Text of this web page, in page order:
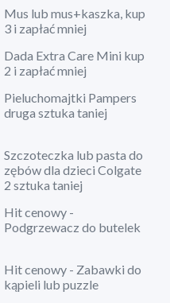
Mus lub mus+kaszka, kup
3 i zapłać mniej
Dada Extra Care Mini kup
2 i zapłać mniej
Pieluchomajtki Pampers
druga sztuka taniej
Szczoteczka lub pasta do
zębów dla dzieci Colgate
2 sztuka taniej
Hit cenowy -
Podgrzewacz do butelek
Hit cenowy - Zabawki do
kąpieli lub puzzle